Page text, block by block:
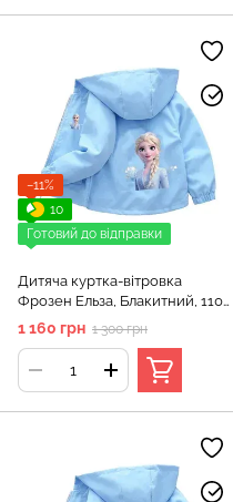
−11%
10
Готовий до відправки
Дитяча куртка-вітровка
Фрозен Ельза, Блакитний, 110
1 160 грн 1 300 грн